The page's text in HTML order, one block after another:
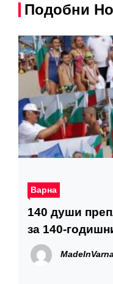
Подобни
Варна
140 души
за 140-
училище
MadeInVarna